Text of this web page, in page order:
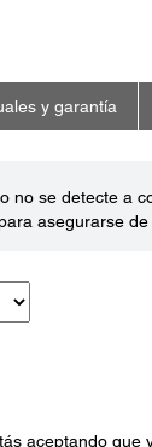
y garantía
no se detecte a
asegurarse de
aceptando